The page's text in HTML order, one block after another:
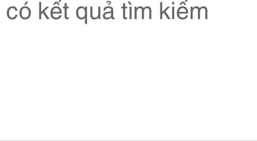
kết quả tìm kiếm